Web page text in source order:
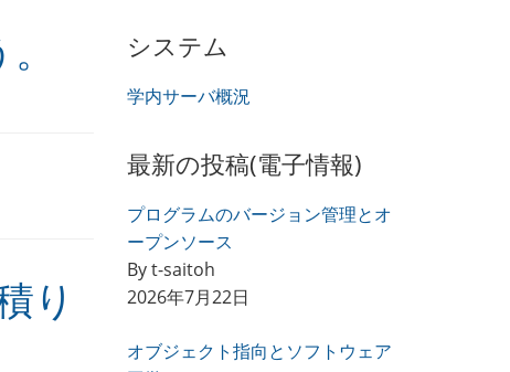
り
システム
学内サーバ概況
最新の投稿(電子情報)
プログラムのバージョン管理とオ
ープンソース
By t-saitoh
2026年7月22日
オブジェクト指向とソフトウェア